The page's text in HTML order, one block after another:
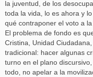
la juventud, de los
toda la vida, lo es ahora y
qué contraponer el voto a
El problema de fondo es
Cristina, Unidad
tradicional: hacer algunas
turno en el plano
todo, no apelar a la